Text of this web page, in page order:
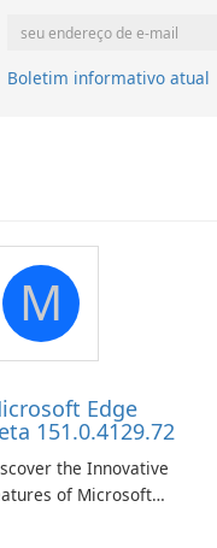
Boletim informativo atual
M
Edge
151.0.4129.72
the Innovative
of Microsoft